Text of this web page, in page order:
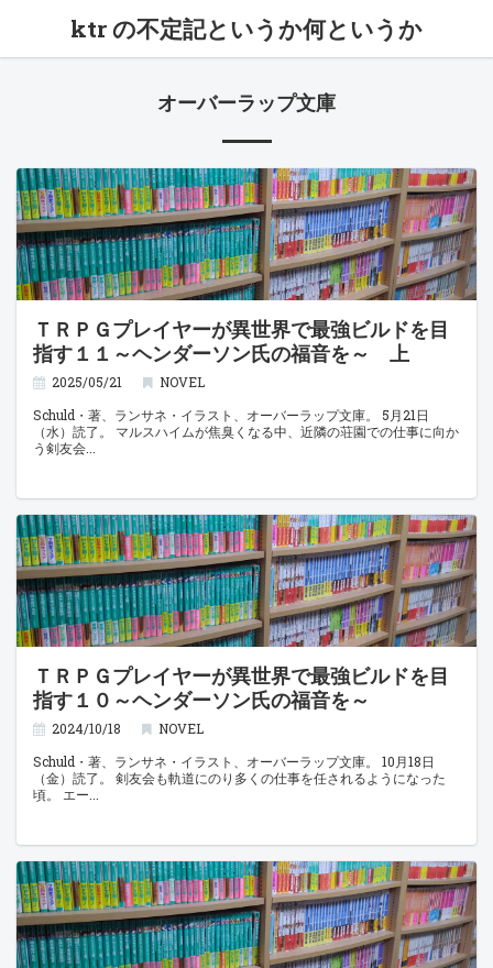
ktr の不定記というか何というか
オーバーラップ文庫
ＴＲＰＧプレイヤーが異世界で最強ビルドを目
指す１１～ヘンダーソン氏の福音を～ 上
2025/05/21
NOVEL
Schuld・著、ランサネ・イラスト、オーバーラップ文庫。 5月21日
（水）読了。 マルスハイムが焦臭くなる中、近隣の荘園での仕事に向か
う剣友会
ＴＲＰＧプレイヤーが異世界で最強ビルドを目
指す１０～ヘンダーソン氏の福音を～
2024/10/18
NOVEL
Schuld・著、ランサネ・イラスト、オーバーラップ文庫。 10月18日
（金）読了。 剣友会も軌道にのり多くの仕事を任されるようになった
頃。 エー